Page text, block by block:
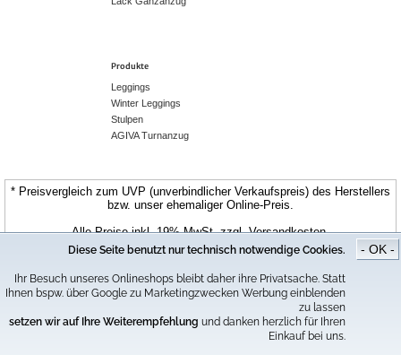
Diese Seite benutzt nur technisch notwendige Cookies.
Ihr Besuch unseres Onlineshops bleibt daher ihre Privatsache. Statt
Ihnen bspw. über Google zu Marketingzwecken Werbung einblenden
zu lassen
setzen wir auf Ihre Weiterempfehlung und danken herzlich für Ihren
Einkauf bei uns.
- OK -
Produkte
Leggings
Winter Leggings
Stulpen
AGIVA Turnanzug
* Preisvergleich zum UVP (unverbindlicher Verkaufspreis) des Herstellers
bzw. unser ehemaliger Online-Preis.
Alle Preise inkl. 19% MwSt. zzgl. Versandkosten.
© CospoArt GmbH | ChamaeleonStyle.de